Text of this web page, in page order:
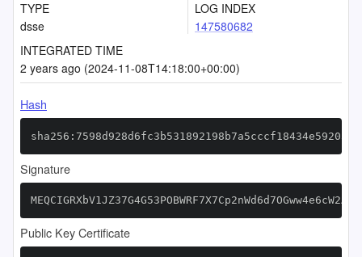
TYPE
dsse
LOG INDEX
147580682
INTEGRATED TIME
2 years ago (2024-11-08T14:18:00+00:00)
Hash
Signature
Public Key Certificate